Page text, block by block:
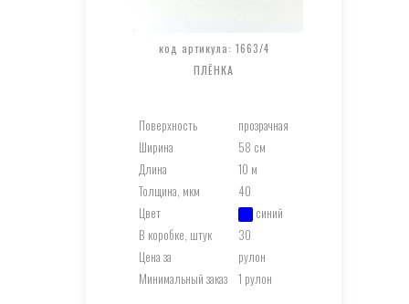
код артикула: 1663/4
ПЛЁНКА
Поверхность
прозрачная
Ширина
58 см
Длина
10 м
Толщина, мкм
40
Цвет
синий
В коробке, штук
30
Цена за
рулон
Минимальный заказ
1 рулон